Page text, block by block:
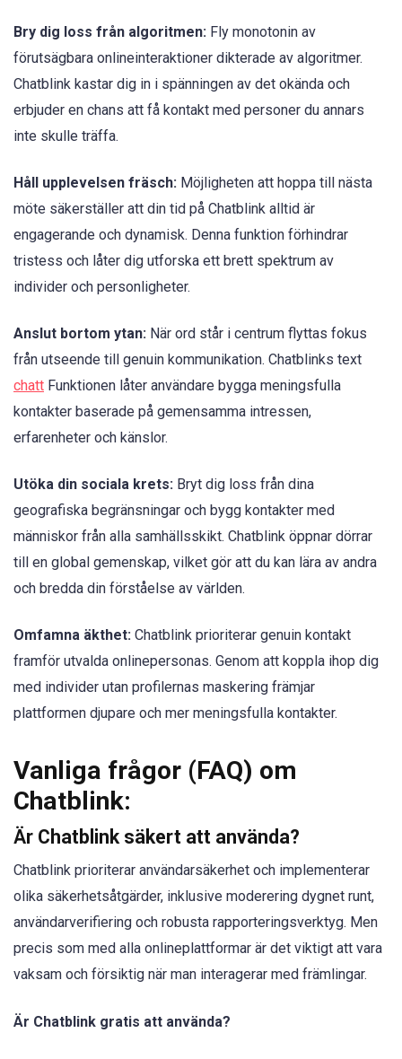
Bry dig loss från algoritmen: Fly monotonin av
förutsägbara onlineinteraktioner dikterade av algoritmer.
Chatblink kastar dig in i spänningen av det okända och
erbjuder en chans att få kontakt med personer du annars
inte skulle träffa.
Håll upplevelsen fräsch: Möjligheten att hoppa till nästa
möte säkerställer att din tid på Chatblink alltid är
engagerande och dynamisk. Denna funktion förhindrar
tristess och låter dig utforska ett brett spektrum av
individer och personligheter.
Anslut bortom ytan: När ord står i centrum flyttas fokus
från utseende till genuin kommunikation. Chatblinks text
chatt Funktionen låter användare bygga meningsfulla
kontakter baserade på gemensamma intressen,
erfarenheter och känslor.
Utöka din sociala krets: Bryt dig loss från dina
geografiska begränsningar och bygg kontakter med
människor från alla samhällsskikt. Chatblink öppnar dörrar
till en global gemenskap, vilket gör att du kan lära av andra
och bredda din förståelse av världen.
Omfamna äkthet: Chatblink prioriterar genuin kontakt
framför utvalda onlinepersonas. Genom att koppla ihop dig
med individer utan profilernas maskering främjar
plattformen djupare och mer meningsfulla kontakter.
Vanliga frågor (FAQ) om
Chatblink:
Är Chatblink säkert att använda?
Chatblink prioriterar användarsäkerhet och implementerar
olika säkerhetsåtgärder, inklusive moderering dygnet runt,
användarverifiering och robusta rapporteringsverktyg. Men
precis som med alla onlineplattformar är det viktigt att vara
vaksam och försiktig när man interagerar med främlingar.
Är Chatblink gratis att använda?